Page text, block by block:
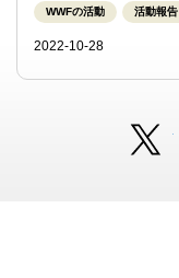
WWFの活動 活動報告
2022-10-28